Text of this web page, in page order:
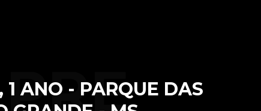
ANO - PARQUE DAS